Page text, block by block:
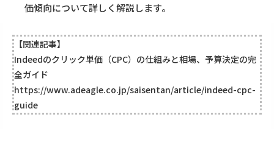
価傾向について詳しく解説します。
【関連記事】
Indeedのクリック単価（CPC）の仕組みと相場、予算決定の完
全ガイド
https://www.adeagle.co.jp/saisentan/article/indeed-cpc-
guide